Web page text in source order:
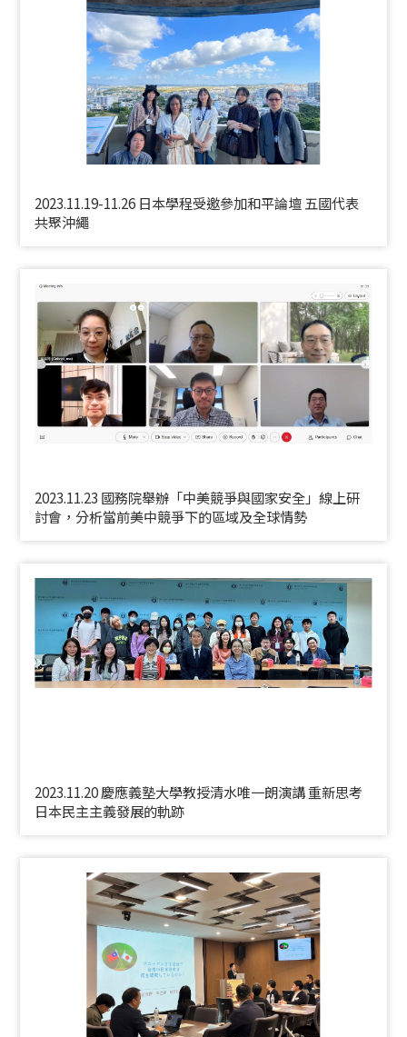
2023.11.19-11.26 日本學程受邀參加和平論壇 五國代表
共聚沖繩
2023.11.23 國務院舉辦「中美競爭與國家安全」線上研
討會，分析當前美中競爭下的區域及全球情勢
2023.11.20 慶應義塾大學教授清水唯一朗演講 重新思考
日本民主主義發展的軌跡